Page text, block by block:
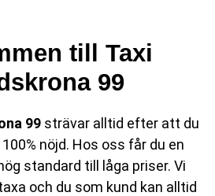
till Taxi
99
99 strävar alltid efter att du
nöjd. Hos oss får du en
standard till låga priser. Vi
och du som kund kan alltid